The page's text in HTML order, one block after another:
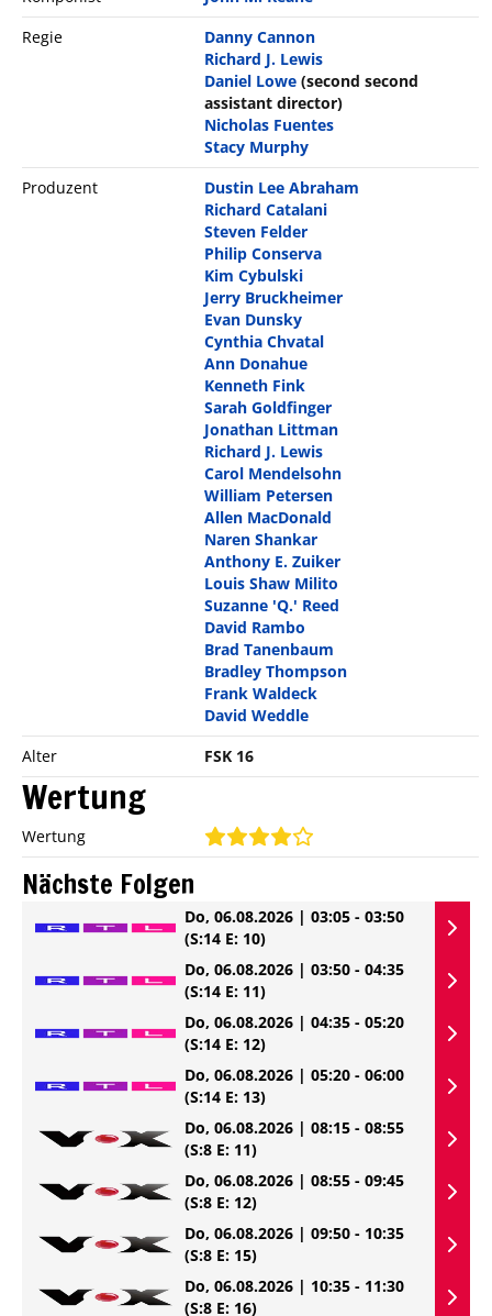
Regie
Danny Cannon
Richard J. Lewis
Daniel Lowe (second second
assistant director)
Nicholas Fuentes
Stacy Murphy
Produzent
Dustin Lee Abraham
Richard Catalani
Steven Felder
Philip Conserva
Kim Cybulski
Jerry Bruckheimer
Evan Dunsky
Cynthia Chvatal
Ann Donahue
Kenneth Fink
Sarah Goldfinger
Jonathan Littman
Richard J. Lewis
Carol Mendelsohn
William Petersen
Allen MacDonald
Naren Shankar
Anthony E. Zuiker
Louis Shaw Milito
Suzanne 'Q.' Reed
David Rambo
Brad Tanenbaum
Bradley Thompson
Frank Waldeck
David Weddle
Alter
FSK 16
Wertung
Wertung
Nächste Folgen
Do, 06.08.2026 | 03:05 - 03:50
(S:14 E: 10)
Do, 06.08.2026 | 03:50 - 04:35
(S:14 E: 11)
Do, 06.08.2026 | 04:35 - 05:20
(S:14 E: 12)
Do, 06.08.2026 | 05:20 - 06:00
(S:14 E: 13)
Do, 06.08.2026 | 08:15 - 08:55
(S:8 E: 11)
Do, 06.08.2026 | 08:55 - 09:45
(S:8 E: 12)
Do, 06.08.2026 | 09:50 - 10:35
(S:8 E: 15)
Do, 06.08.2026 | 10:35 - 11:30
(S:8 E: 16)